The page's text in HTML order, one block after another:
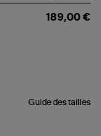
189,00 €
Guide des tailles